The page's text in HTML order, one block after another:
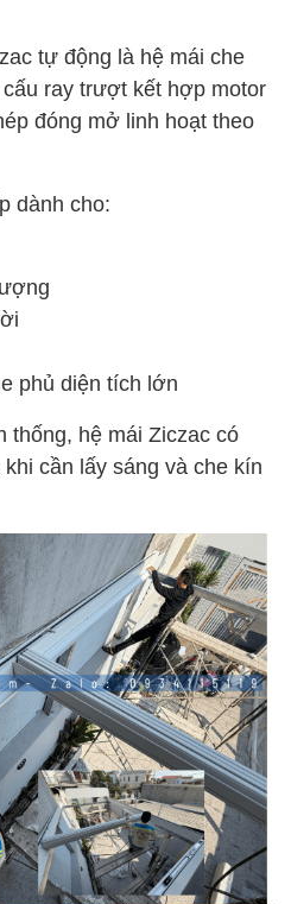
tự động là hệ mái che
ray trượt kết hợp motor
đóng mở linh hoạt theo
dành cho:
phủ diện tích lớn
thống, hệ mái Ziczac có
cần lấy sáng và che kín